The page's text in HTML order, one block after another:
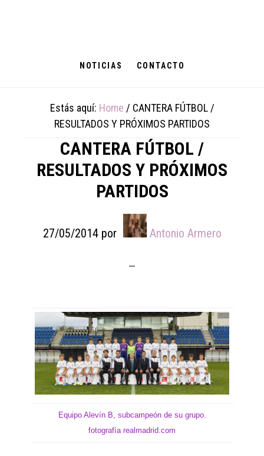
NOTICIAS CONTACTO
Estás aquí: Home / CANTERA FÚTBOL /
RESULTADOS Y PRÓXIMOS PARTIDOS
CANTERA FÚTBOL /
RESULTADOS Y PRÓXIMOS
PARTIDOS
27/05/2014por Antonio Armero
Equipo Alevín B, subcampeón de su grupo.
fotografía realmadrid.com